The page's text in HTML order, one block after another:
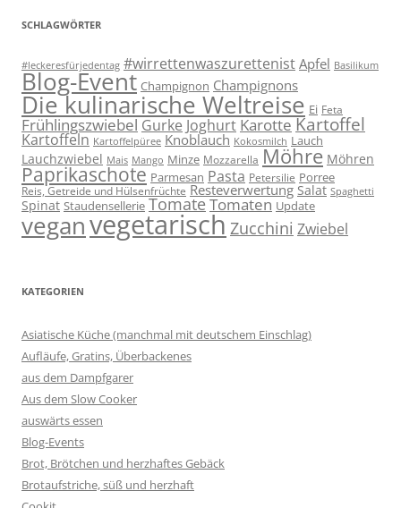
SCHLAGWÖRTER
#leckeresfürjedentag #wirrettenwaszurettenist Apfel Basilikum
Blog-Event Champignon Champignons
Die kulinarische Weltreise Ei Feta
Frühlingszwiebel Gurke Joghurt Karotte Kartoffel
Kartoffeln Kartoffelpüree Knoblauch Kokosmilch Lauch
Lauchzwiebel Mais Mango Minze Mozzarella Möhre Möhren
Paprikaschote Parmesan Pasta Petersilie Porree
Reis, Getreide und Hülsenfrüchte Resteverwertung Salat Spaghetti
Spinat Staudensellerie TomateTomaten Update
veganvegetarischZucchini Zwiebel
KATEGORIEN
Asiatische Küche (manchmal mit deutschem Einschlag)
Aufläufe, Gratins, Überbackenes
aus dem Dampfgarer
Aus dem Slow Cooker
auswärts essen
Blog-Events
Brot, Brötchen und herzhaftes Gebäck
Brotaufstriche, süß und herzhaft